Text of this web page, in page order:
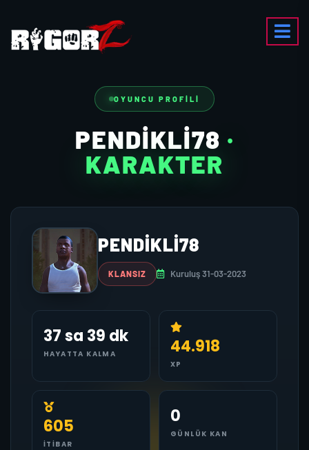
OYUNCU PROFILI
PENDIKLI78 ·
KARAKTER
PENDIKLI78
KLANSIZ Kuruluş 31-03-2023
37 sa 39 dk
HAYATTA KALMA 44.918
XP
605
İTIBAR
0
GÜNLÜK KAN